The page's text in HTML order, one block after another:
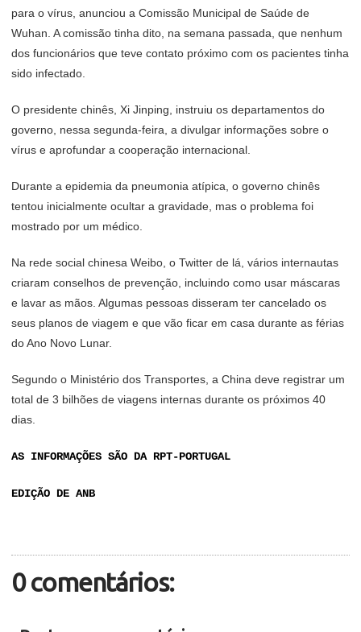
para o vírus, anunciou a Comissão Municipal de Saúde de
Wuhan. A comissão tinha dito, na semana passada, que nenhum
dos funcionários que teve contato próximo com os pacientes tinha
sido infectado.
O presidente chinês, Xi Jinping, instruiu os departamentos do
governo, nessa segunda-feira, a divulgar informações sobre o
vírus e aprofundar a cooperação internacional.
Durante a epidemia da pneumonia atípica, o governo chinês
tentou inicialmente ocultar a gravidade, mas o problema foi
mostrado por um médico.
Na rede social chinesa Weibo, o Twitter de lá, vários internautas
criaram conselhos de prevenção, incluindo como usar máscaras
e lavar as mãos. Algumas pessoas disseram ter cancelado os
seus planos de viagem e que vão ficar em casa durante as férias
do Ano Novo Lunar.
Segundo o Ministério dos Transportes, a China deve registrar um
total de 3 bilhões de viagens internas durante os próximos 40
dias.
AS INFORMAÇÕES SÃO DA RPT-PORTUGAL
EDIÇÃO DE ANB
0 comentários: